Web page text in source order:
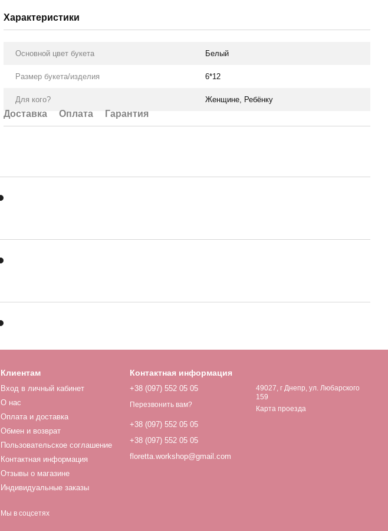
Характеристики
Основной цвет букета Белый
Размер букета/изделия 6*12
Для кого? Женщине, Ребёнку
Доставка Оплата Гарантия
Клиентам
Вход в личный кабинет
О нас
Оплата и доставка
Обмен и возврат
Пользовательское соглашение
Контактная информация
Отзывы о магазине
Индивидуальные заказы
Мы в соцсетях
Контактная информация
+38 (097) 552 05 05
Перезвонить вам?
+38 (097) 552 05 05
+38 (097) 552 05 05
floretta.workshop@gmail.com
49027, г Днепр, ул. Любарского
159
Карта проезда